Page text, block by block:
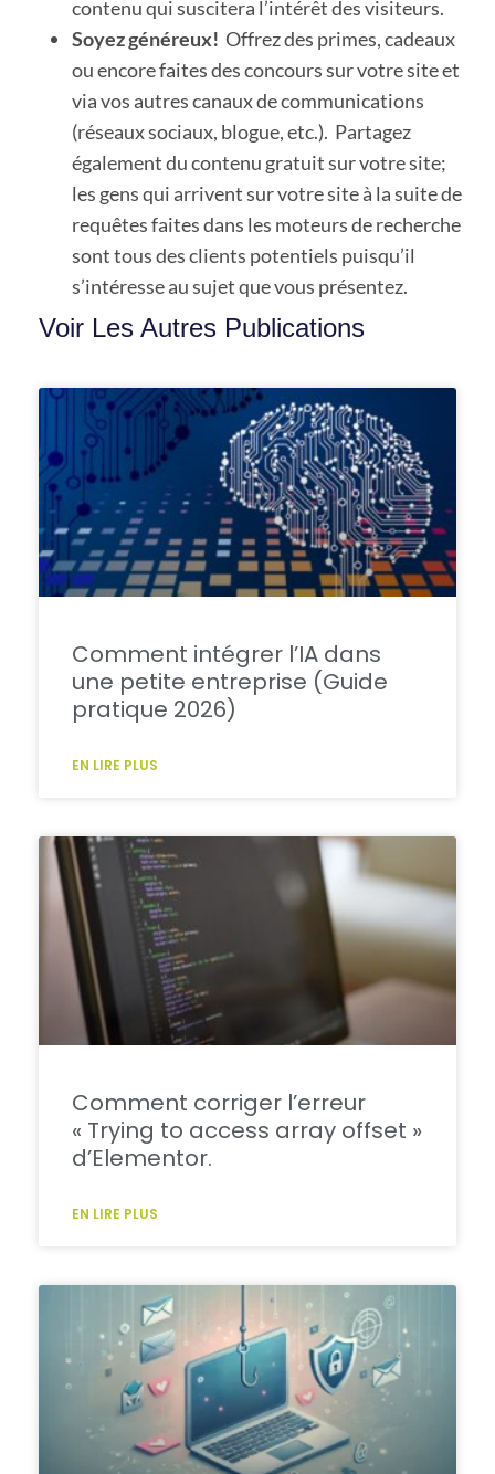
contenu qui suscitera l’intérêt des visiteurs.
Soyez généreux! Offrez des primes, cadeaux
ou encore faites des concours sur votre site et
via vos autres canaux de communications
(réseaux sociaux, blogue, etc.). Partagez
également du contenu gratuit sur votre site;
les gens qui arrivent sur votre site à la suite de
requêtes faites dans les moteurs de recherche
sont tous des clients potentiels puisqu’il
s’intéresse au sujet que vous présentez.
Voir Les Autres Publications
Comment intégrer l’IA dans
une petite entreprise (Guide
pratique 2026)
EN LIRE PLUS
Comment corriger l’erreur
« Trying to access array offset »
d’Elementor.
EN LIRE PLUS